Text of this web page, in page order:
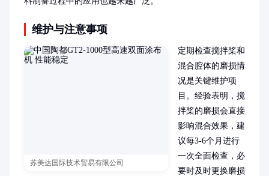
维护与注意事项
苏美达国际技术贸易有限公司
定期检查搅拌桨和
混合腔体的磨损情
况是关键维护项
目。经验表明，搅
拌桨的磨损会直接
影响混合效果，建
议每3-6个月进行
一次全面检查，必
要时及时更换磨损